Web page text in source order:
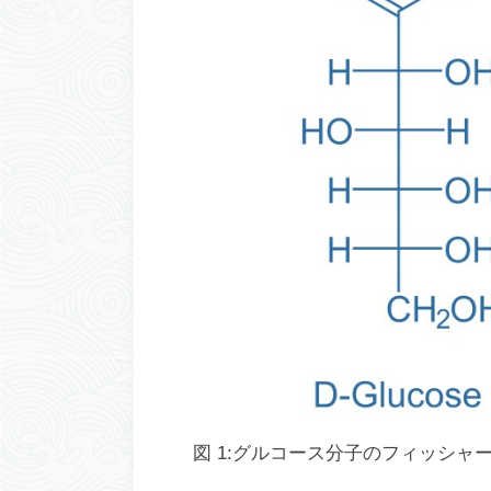
図 1:グルコース分子のフィッシャ